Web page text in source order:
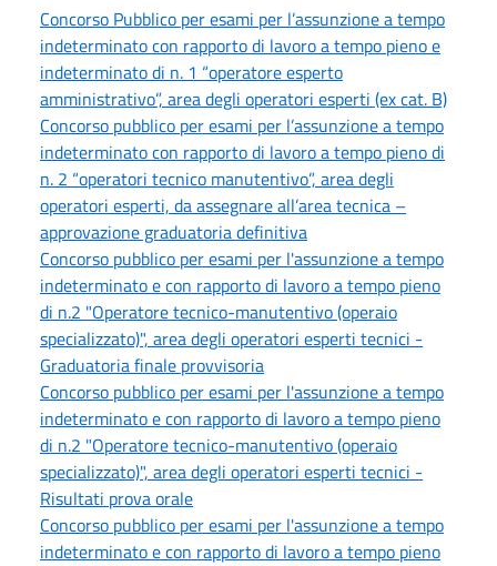
Concorso Pubblico per esami per l’assunzione a tempo
indeterminato con rapporto di lavoro a tempo pieno e
indeterminato di n. 1 “operatore esperto
amministrativo”, area degli operatori esperti (ex cat. B)
Concorso pubblico per esami per l’assunzione a tempo
indeterminato con rapporto di lavoro a tempo pieno di
n. 2 “operatori tecnico manutentivo”, area degli
operatori esperti, da assegnare all’area tecnica –
approvazione graduatoria definitiva
Concorso pubblico per esami per l'assunzione a tempo
indeterminato e con rapporto di lavoro a tempo pieno
di n.2 "Operatore tecnico-manutentivo (operaio
specializzato)", area degli operatori esperti tecnici -
Graduatoria finale provvisoria
Concorso pubblico per esami per l'assunzione a tempo
indeterminato e con rapporto di lavoro a tempo pieno
di n.2 "Operatore tecnico-manutentivo (operaio
specializzato)", area degli operatori esperti tecnici -
Risultati prova orale
Concorso pubblico per esami per l'assunzione a tempo
indeterminato e con rapporto di lavoro a tempo pieno